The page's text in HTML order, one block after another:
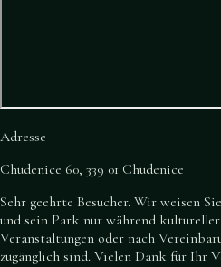
Adresse
Chudenice 60, 339 01 Chudenice
Sehr geehrte Besucher. Wir weisen
und sein Park nur während
Veranstaltungen oder nach
zugänglich sind. Vielen Dank für Ihr